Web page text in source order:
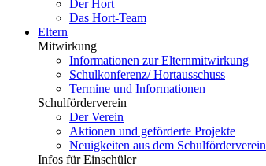
Der Hort
Das Hort-Team
Eltern
Mitwirkung
Informationen zur Elternmitwirkung
Schulkonferenz/ Hortausschuss
Termine und Informationen
Schulförderverein
Der Verein
Aktionen und geförderte Projekte
Neuigkeiten aus dem Schulförderverein
Infos für Einschüler